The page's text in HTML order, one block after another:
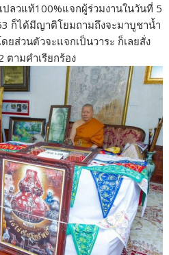
ลวแท้100%แจกผู้ร่วมงานในวันที่ 5
ก็ได้มีญาติโยมถามถึงจะมาบูชาน้ำ
ยส่วนตัวจะแจกเป็นวาระ ก็เลยสั่ง
ตามคำเรียกร้อง